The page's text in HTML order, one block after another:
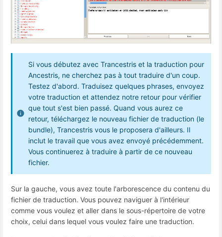
Si vous débutez avec Trancestris et la traduction pour
Ancestris, ne cherchez pas à tout traduire d'un coup.
Testez d'abord. Traduisez quelques phrases, envoyez
votre traduction et attendez notre retour pour vérifier
que tout s'est bien passé. Quand vous aurez ce
retour, téléchargez le nouveau fichier de traduction (le
bundle), Trancestris vous le proposera d'ailleurs. Il
inclut le travail que vous avez envoyé précédemment.
Vous continuerez à traduire à partir de ce nouveau
fichier.
Sur la gauche, vous avez toute l'arborescence du contenu du
fichier de traduction. Vous pouvez naviguer à l'intérieur
comme vous voulez et aller dans le sous-répertoire de votre
choix, celui dans lequel vous voulez faire une traduction.